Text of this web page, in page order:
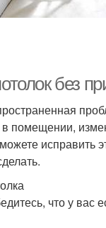
без
помещении,
исправить
что у